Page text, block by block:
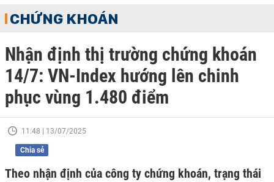
CHỨNG KHOÁN
Nhận định thị trường chứng khoán
14/7: VN-Index hướng lên chinh
phục vùng 1.480 điểm
11:48 | 13/07/2025
Chia sẻ
Theo nhận định của công ty chứng khoán, trạng thái